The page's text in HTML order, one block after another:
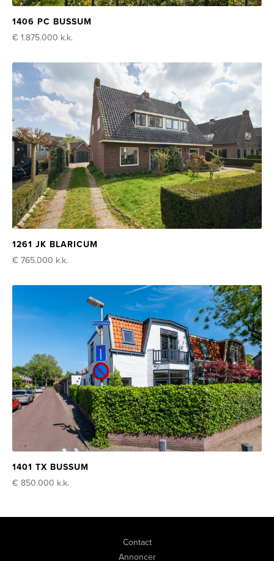
1406 PC BUSSUM
€ 1.875.000 k.k.
1261 JK BLARICUM
€ 765.000 k.k.
1401 TX BUSSUM
€ 850.000 k.k.
Contact
Annoncer